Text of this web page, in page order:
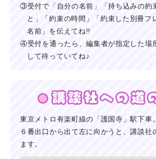
③受付で「自分の名前」「持ち込みの約
と」「約束の時間」「約束した別冊フ
名前」を伝えてね!!
④受付を通ったら、編集者が指定した場
して待っていてね♪
東京メトロ有楽町線の「護国寺」駅下車。
６番出口から出て左に向かうと、講談社
ます。